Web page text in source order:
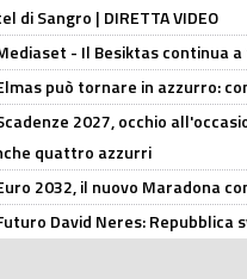
di Sangro | DIRETTA VIDEO
- Il Besiktas continua
può tornare in azzurro:
2027, occhio
quattro azzurri
2032, il nuovo Maradona
David Neres: Repubblica